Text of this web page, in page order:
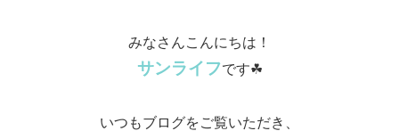
みなさんこんにちは！
サンライフです☘
いつもブログをご覧いただき、